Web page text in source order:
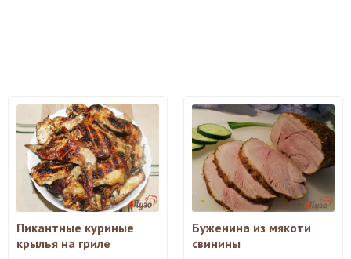
Пикантные куриные
крылья на гриле
Буженина из мякоти
свинины